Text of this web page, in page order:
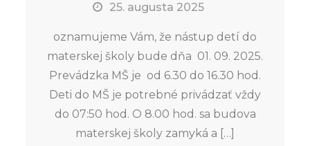
25. augusta 2025
oznamujeme Vám, že nástup detí do
materskej školy bude dňa 01. 09. 2025.
Prevádzka MŠ je od 6.30 do 16.30 hod.
Deti do MŠ je potrebné privádzať vždy
do 07:50 hod. O 8.00 hod. sa budova
materskej školy zamyká a […]